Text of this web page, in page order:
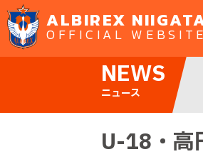
ALBIREX
OFFICIAL WEBSITE
NEWS
ニュース
U-18・高